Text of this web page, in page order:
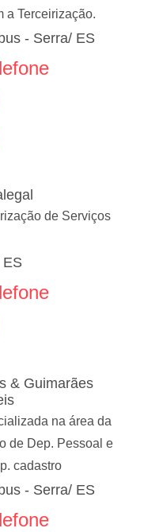
a Terceirização.
- Serra/ ES
de Serviços
ES
& Guimarães
na área da
de Dep. Pessoal e
cadastro
- Serra/ ES